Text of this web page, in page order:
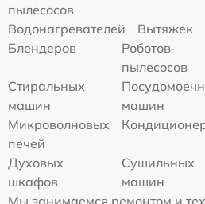
пылесосов
Водонагревателей
Вытяжек
Блендеров
Роботов-
пылесосов
Стиральных
машин
машин
Микроволновых
печей
Духовых
шкафов
Сушильных
машин
Мы занимаемся ремонтом и